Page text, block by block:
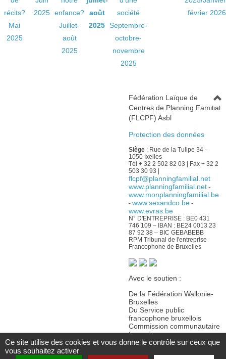
récits?
Mai
2025
2025 enfance?
Juillet-
août
2025
août
2025
société
Septembre-
octobre-
novembre
2025
février 2026
Fédération Laïque de
Centres de Planning Familial
(FLCPF) Asbl
Protection des données
Siège: Rue de la Tulipe 34 -
1050 Ixelles
Tél + 32 2 502 82 03 | Fax + 32 2
503 30 93 |
flcpf@planningfamilial.net
www.planningfamilial.net-
www.monplanningfamilial.be
- www.sexandco.be-
www.evras.be
N° D'ENTREPRISE : BE0 431
746 109 – IBAN : BE24 0013 23
87 92 38 – BIC GEBABEBB
RPM Tribunal de l'entreprise
Francophone de Bruxelles
Avec le soutien :
De la Fédération Wallonie-
Bruxelles
Du Service public
francophone bruxellois
Commission communautaire
française
De la Wallonie
Ce site utilise des cookies et vous donne le contrôle sur ceux que
vous souhaitez activer